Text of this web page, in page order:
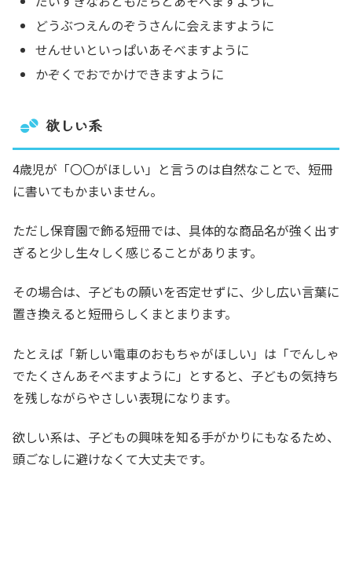
どうぶつえんのぞうさんに会えますように
せんせいといっぱいあそべますように
かぞくでおでかけできますように
欲しい系
4歳児が「〇〇がほしい」と言うのは自然なことで、短冊
に書いてもかまいません。
ただし保育園で飾る短冊では、具体的な商品名が強く出す
ぎると少し生々しく感じることがあります。
その場合は、子どもの願いを否定せずに、少し広い言葉に
置き換えると短冊らしくまとまります。
たとえば「新しい電車のおもちゃがほしい」は「でんしゃ
でたくさんあそべますように」とすると、子どもの気持ち
を残しながらやさしい表現になります。
欲しい系は、子どもの興味を知る手がかりにもなるため、
頭ごなしに避けなくて大丈夫です。